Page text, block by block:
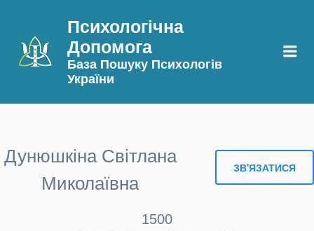
Психологічна
Допомога
База Пошуку Психологів
України
Дунюшкіна Світлана
Миколаївна
1500